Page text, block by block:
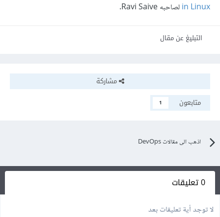
in Linuxلصاحبه Ravi Saive.
التبليغ عن مقال
مشاركة
متابعون
1
اذهب الى مقالات DevOps
0 تعليقات
لا توجد أية تعليقات بعد